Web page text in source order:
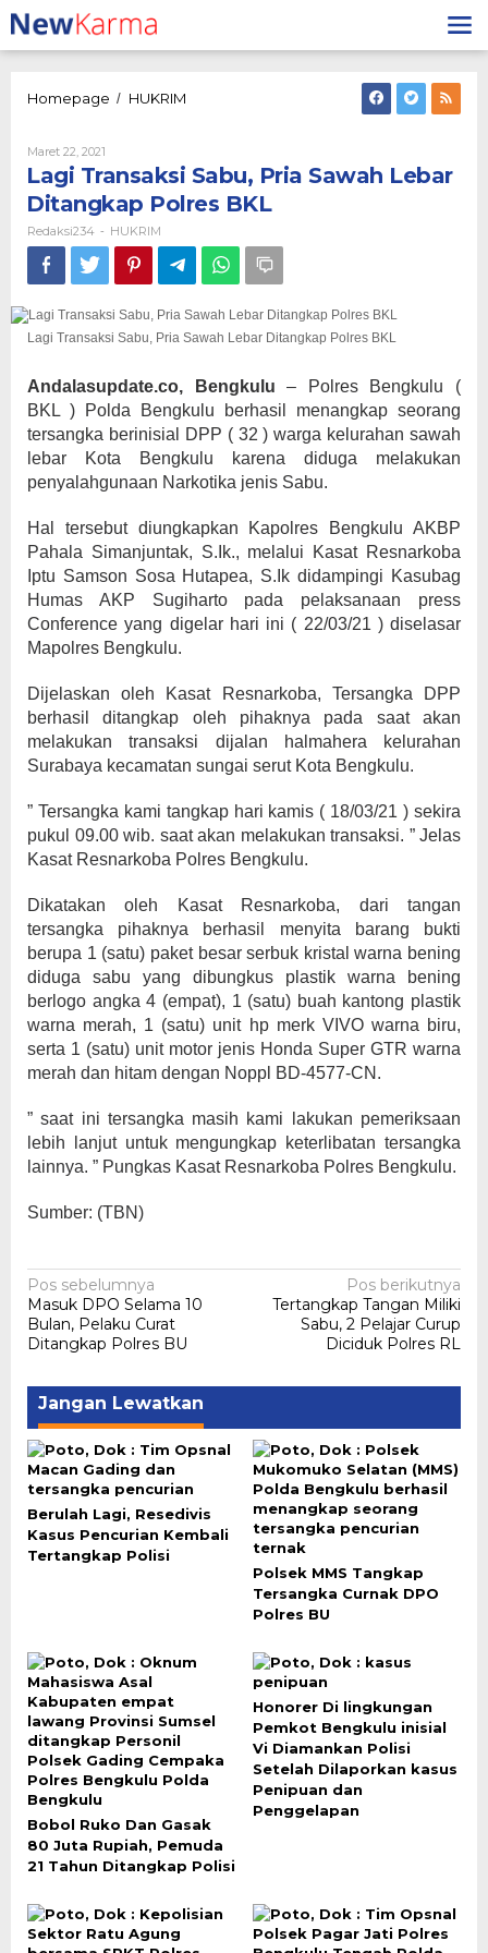
Lewati
ke
konten
Homepage / HUKRIM
Sawah
Ditangkap
BKL
Maret 22, 2021
Redaksi234
Lagi Transaksi Sabu, Pria Sawah Lebar
Ditangkap Polres BKL
Redaksi234 - HUKRIM
Lagi Transaksi Sabu, Pria Sawah Lebar Ditangkap Polres BKL
Andalasupdate.co, Bengkulu – Polres Bengkulu (
BKL ) Polda Bengkulu berhasil menangkap seorang
tersangka berinisial DPP ( 32 ) warga kelurahan sawah
lebar Kota Bengkulu karena diduga melakukan
penyalahgunaan Narkotika jenis Sabu.
Hal tersebut diungkapkan Kapolres Bengkulu AKBP
Pahala Simanjuntak, S.Ik., melalui Kasat Resnarkoba
Iptu Samson Sosa Hutapea, S.Ik didampingi Kasubag
Humas AKP Sugiharto pada pelaksanaan press
Conference yang digelar hari ini ( 22/03/21 ) diselasar
Mapolres Bengkulu.
Dijelaskan oleh Kasat Resnarkoba, Tersangka DPP
berhasil ditangkap oleh pihaknya pada saat akan
melakukan transaksi dijalan halmahera kelurahan
Surabaya kecamatan sungai serut Kota Bengkulu.
” Tersangka kami tangkap hari kamis ( 18/03/21 ) sekira
pukul 09.00 wib. saat akan melakukan transaksi. ” Jelas
Kasat Resnarkoba Polres Bengkulu.
Dikatakan oleh Kasat Resnarkoba, dari tangan
tersangka pihaknya berhasil menyita barang bukti
berupa 1 (satu) paket besar serbuk kristal warna bening
diduga sabu yang dibungkus plastik warna bening
berlogo angka 4 (empat), 1 (satu) buah kantong plastik
warna merah, 1 (satu) unit hp merk VIVO warna biru,
serta 1 (satu) unit motor jenis Honda Super GTR warna
merah dan hitam dengan Noppl BD-4577-CN.
” saat ini tersangka masih kami lakukan pemeriksaan
lebih lanjut untuk mengungkap keterlibatan tersangka
lainnya. ” Pungkas Kasat Resnarkoba Polres Bengkulu.
Sumber: (TBN)
Navigasi
pos
Pos sebelumnya
Masuk DPO Selama 10
Bulan, Pelaku Curat
Ditangkap Polres BU
Pos berikutnya
Tertangkap Tangan Miliki
Sabu, 2 Pelajar Curup
Diciduk Polres RL
Jangan Lewatkan
Berulah Lagi, Resedivis
Kasus Pencurian Kembali
Tertangkap Polisi
Polsek MMS Tangkap
Tersangka Curnak DPO
Polres BU
Bobol Ruko Dan Gasak
80 Juta Rupiah, Pemuda
21 Tahun Ditangkap Polisi
Honorer Di lingkungan
Pemkot Bengkulu inisial
Vi Diamankan Polisi
Setelah Dilaporkan kasus
Penipuan dan
Penggelapan